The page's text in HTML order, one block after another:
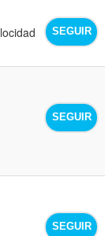
SEGUIR
SEGUIR
SEGUIR